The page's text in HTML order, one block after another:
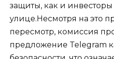
защиты, как и инвесторы
улице.Несмотря на это
пересмотр, комиссия
предложение Telegram